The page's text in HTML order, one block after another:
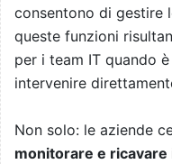
consentono di gestire
queste funzioni
per i team IT quando
intervenire
Non solo: le aziende
monitorare e